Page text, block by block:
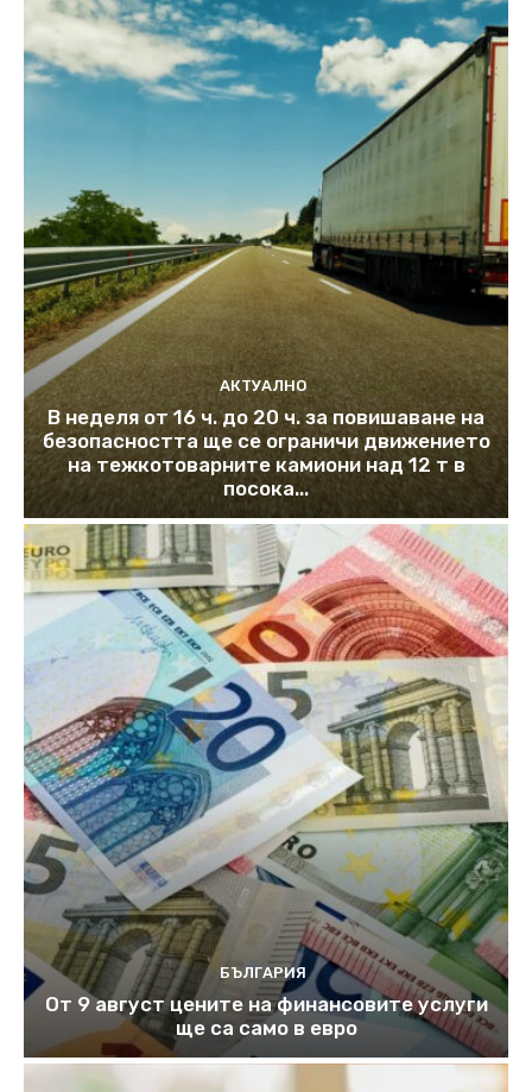
АКТУАЛНО
В неделя от 16 ч. до 20 ч. за повишаване на
безопасността ще се ограничи движението
на тежкотоварните камиони над 12 т в
посока...
БЪЛГАРИЯ
От 9 август цените на финансовите услуги
ще са само в евро